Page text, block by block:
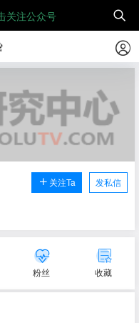
关注公众号
关注Ta 发私信
粉丝 收藏